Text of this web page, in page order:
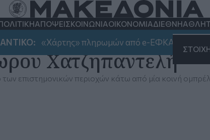
ΑΠΟΨΕΙΣΚΟΙΝΩΝΙΑΟΙΚΟΝΟΜΙΑΔΙΕΘΝΗ
«Χάρτης» πληρωμών από e-ΕΦΚΑ και ΔΥΠΑ έως
Χατζηπαντελή
επιστημονικών περιοχών κάτω από μία κοινή